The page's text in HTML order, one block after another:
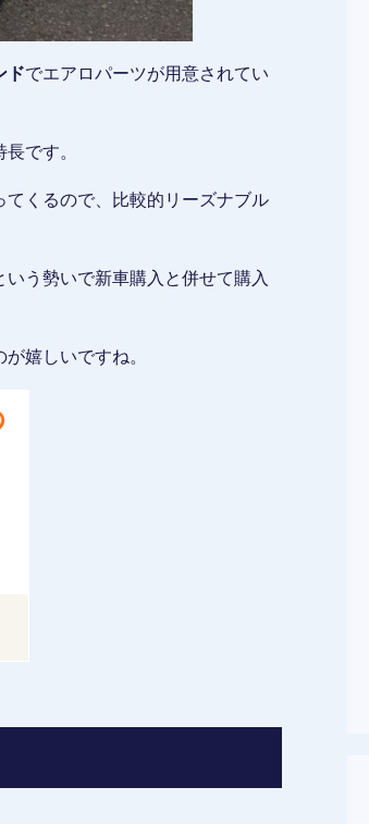
ドでエアロパーツが用意されてい
です。
くるので、比較的リーズナブル
う勢いで新車購入と併せて購入
が嬉しいですね。